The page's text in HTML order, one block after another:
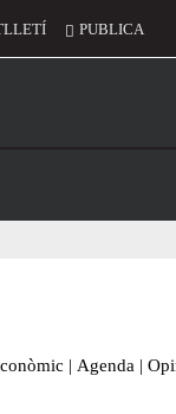
PUBLICA
menu
| Agenda |